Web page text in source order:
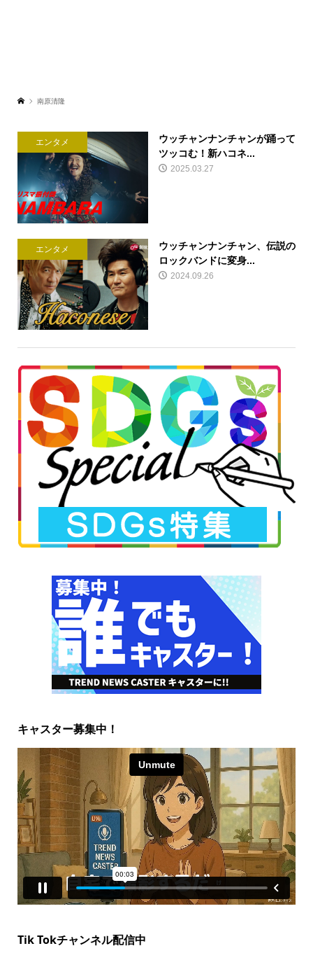
南原清隆
エンタメ
ウッチャンナンチャンが踊って
ツッコむ！新ハコネ...
2025.03.27
エンタメ
ウッチャンナンチャン、伝説の
ロックバンドに変身...
2024.09.26
キャスター募集中！
Tik Tokチャンネル配信中